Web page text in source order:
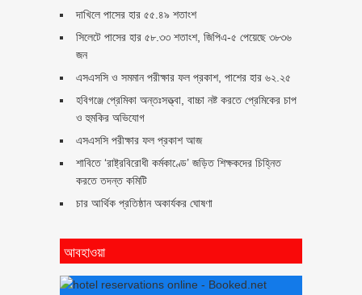
দাখিলে পাসের হার ৫৫.৪৯ শতাংশ
সিলেটে পাসের হার ৫৮.৩৩ শতাংশ, জিপিএ-৫ পেয়েছে ৩৮৩৬
জন
এসএসসি ও সমমান পরীক্ষার ফল প্রকাশ, পাশের হার ৬২.২৫
হবিগঞ্জে প্রেমিকা অন্তঃসত্ত্বা, বাচ্চা নষ্ট করতে প্রেমিকের চাপ
ও হুমকির অভিযোগ
এসএসসি পরীক্ষার ফল প্রকাশ আজ
শাবিতে ‘রাষ্ট্রবিরোধী কর্মকাণ্ডে’ জড়িত শিক্ষকদের চিহ্নিত
করতে তদন্ত কমিটি
চার আর্থিক প্রতিষ্ঠান অকার্যকর ঘোষণা
আবহাওয়া